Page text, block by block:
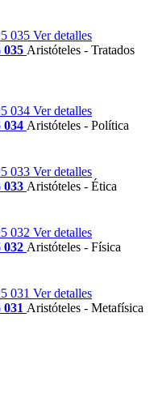
Ver detalles
Aristóteles - Tratados
Ver detalles
Aristóteles - Política
Ver detalles
Aristóteles - Ética
Ver detalles
Aristóteles - Física
Ver detalles
Aristóteles - Metafísica